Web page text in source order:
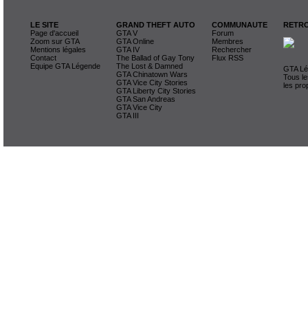
LE SITE
Page d'accueil
Zoom sur GTA
Mentions légales
Contact
Equipe GTA Légende
GRAND THEFT AUTO
GTA V
GTA Online
GTA IV
The Ballad of Gay Tony
The Lost & Damned
GTA Chinatown Wars
GTA Vice City Stories
GTA Liberty City Stories
GTA San Andreas
GTA Vice City
GTA III
COMMUNAUTE
Forum
Membres
Rechercher
Flux RSS
GTA
Tous
les